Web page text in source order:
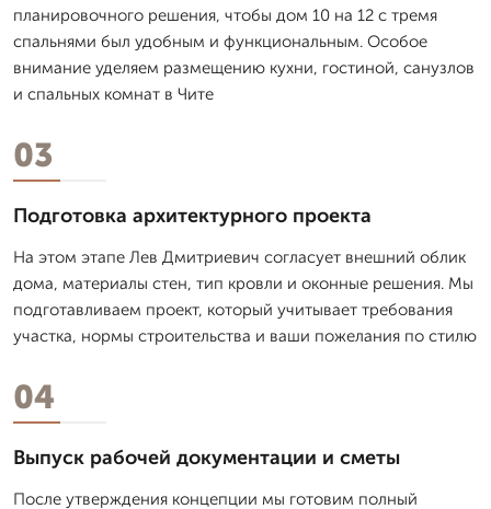
планировочного решения, чтобы дом 10 на 12 с тремя
спальнями был удобным и функциональным. Особое
внимание уделяем размещению кухни, гостиной, санузлов
и спальных комнат в Чите
03
Подготовка архитектурного проекта
На этом этапе Лев Дмитpиевич согласует внешний облик
дома, материалы стен, тип кровли и оконные решения. Мы
подготавливаем проект, который учитывает требования
участка, нормы строительства и ваши пожелания по стилю
04
Выпуск рабочей документации и сметы
После утверждения концепции мы готовим полный